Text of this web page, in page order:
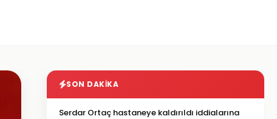
SON DAKIKA
Serdar Ortaç hastaneye kaldırıldı iddialarına